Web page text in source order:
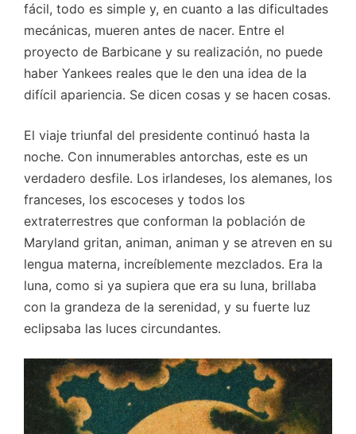
fácil, todo es simple y, en cuanto a las dificultades
mecánicas, mueren antes de nacer. Entre el
proyecto de Barbicane y su realización, no puede
haber Yankees reales que le den una idea de la
difícil apariencia. Se dicen cosas y se hacen cosas.
El viaje triunfal del presidente continuó hasta la
noche. Con innumerables antorchas, este es un
verdadero desfile. Los irlandeses, los alemanes, los
franceses, los escoceses y todos los
extraterrestres que conforman la población de
Maryland gritan, animan, animan y se atreven en su
lengua materna, increíblemente mezclados. Era la
luna, como si ya supiera que era su luna, brillaba
con la grandeza de la serenidad, y su fuerte luz
eclipsaba las luces circundantes.